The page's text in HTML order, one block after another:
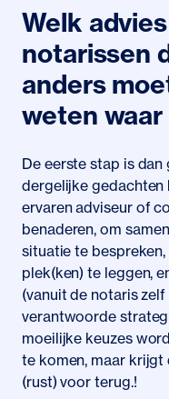
Welk
notarissen
anders
weten
De eerste stap is
dergelijke gedachten
ervaren adviseur of
benaderen, om
situatie te
plek(ken) te leggen,
(vanuit de notaris
verantwoorde
moeilijke keuzes
te komen, maar krijgt
(rust) voor terug.!